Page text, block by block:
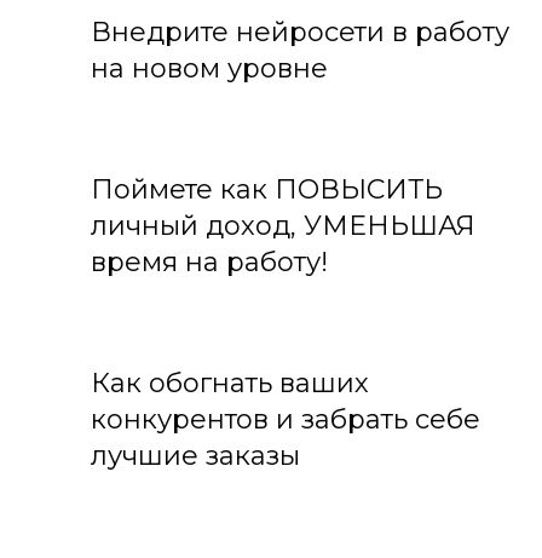
Внедрите нейросети в работу
на новом уровне
Поймете как ПОВЫСИТЬ
личный доход, УМЕНЬШАЯ
время на работу!
Как обогнать ваших
конкурентов и забрать себе
лучшие заказы